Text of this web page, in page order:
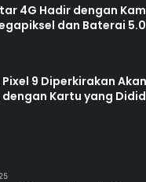
4G Hadir dengan
dan Baterai
9 Diperkirakan
dengan Kartu yang